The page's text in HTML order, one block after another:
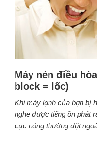
Máy nén điều
block = lốc)
Khi máy lạnh của bạn bị
nghe được tiếng ồn phát
cục nóng thường đặt